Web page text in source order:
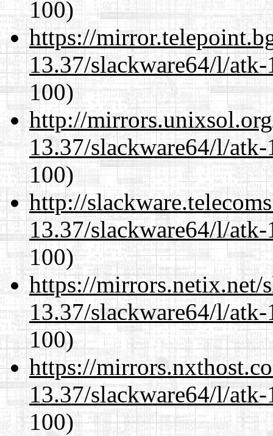
100)
https://
13.37/slackware64/l/
100)
http://
13.37/slackware64/l/
100)
http://
13.37/slackware64/l/
100)
https://mirrors.netix.net/
13.37/slackware64/l/
100)
https://
13.37/slackware64/l/
100)